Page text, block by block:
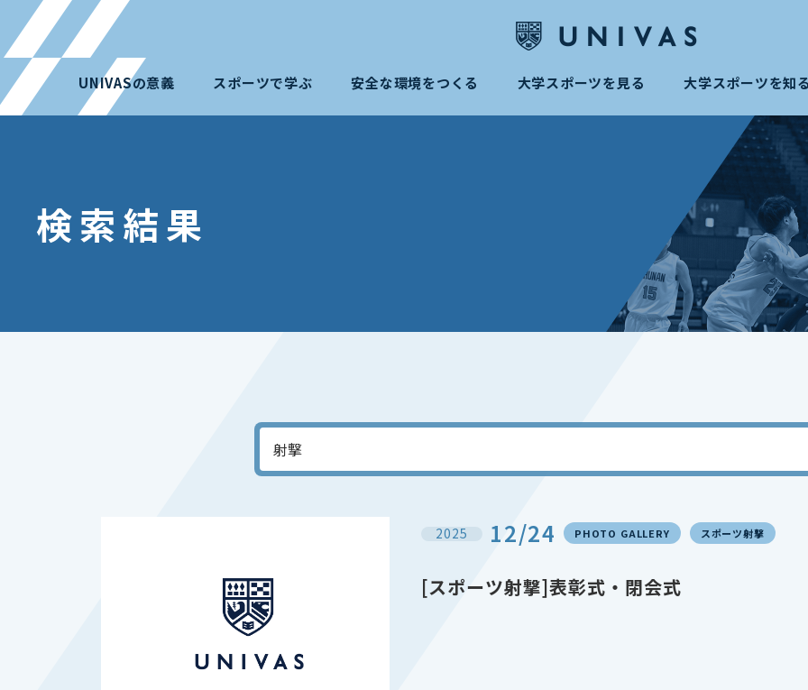
UNIVASの意義 スポーツで学ぶ 安全な環境をつくる 大学スポーツを見る 大学スポーツを知る
検索結果
2025 12/24 PHOTO GALLERY スポーツ射撃
[スポーツ射撃]表彰式・閉会式